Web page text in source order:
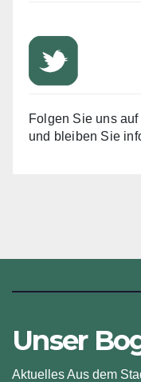
Folgen Sie uns
und bleiben Sie
Unser
Aktuelles Aus dem